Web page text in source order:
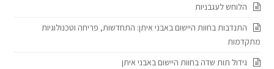
הלוחש לעגבניות
התנדבות בחוות היישום באבני איתן: התחדשות, פריחה וטכנולוגיות
מתקדמות
גידול תות שדה בחוות היישום באבני איתן